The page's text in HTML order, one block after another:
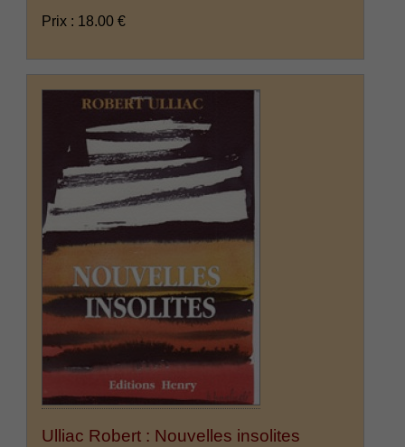
Prix : 18.00 €
Ulliac Robert : Nouvelles insolites